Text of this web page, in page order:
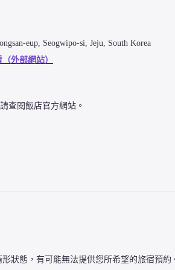
eup, Seogwipo-si, Jeju, South Korea
外部網站）
查閱飯店官方網站。
形狀態，有可能無法提供您所希望的旅宿預約